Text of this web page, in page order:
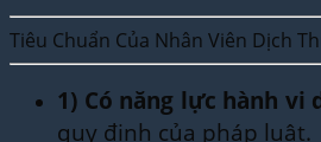
Tiêu Chuẩn Của Nhân Viên Dịch
1) Có năng lực hành vi
quy định của pháp luật.